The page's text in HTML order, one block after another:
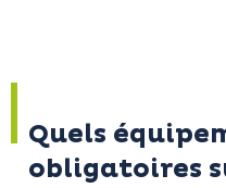
Quels
obligatoires